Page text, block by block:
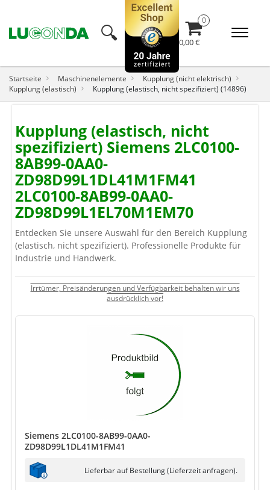
🔍︎ 0,00 €
Startseite Maschinenelemente
Kupplung (nicht elektrisch)
Kupplung (elastisch)
Kupplung (elastisch, nicht spezifiziert) (14896)
Kupplung (elastisch, nicht
spezifiziert) Siemens 2LC0100-
8AB99-0AA0-
ZD98D99L1DL41M1FM41
2LC0100-8AB99-0AA0-
ZD98D99L1EL70M1EM70
Entdecken Sie unsere Auswahl für den Bereich Kupplung
(elastisch, nicht spezifiziert). Professionelle Produkte für
Industrie und Handwerk.
Irrtümer, Preisänderungen und Verfügbarkeit behalten wir uns
ausdrücklich vor!
Siemens 2LC0100-8AB99-0AA0-
ZD98D99L1DL41M1FM41
Lieferbar auf Bestellung (Lieferzeit anfragen).